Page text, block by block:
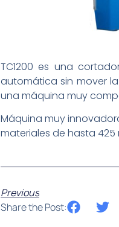
TC1200 es una
automática sin mover
una máquina muy
Máquina muy
materiales de hasta 425
Previous
Share the Post: